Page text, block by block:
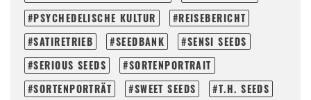
PSYCHEDELISCHE KULTUR
REISEBERICHT
SATIRETRIEB
SEEDBANK
SENSI SEEDS
SERIOUS SEEDS
SORTENPORTRAIT
SORTENPORTRÄT
SWEET SEEDS
T.H. SEEDS